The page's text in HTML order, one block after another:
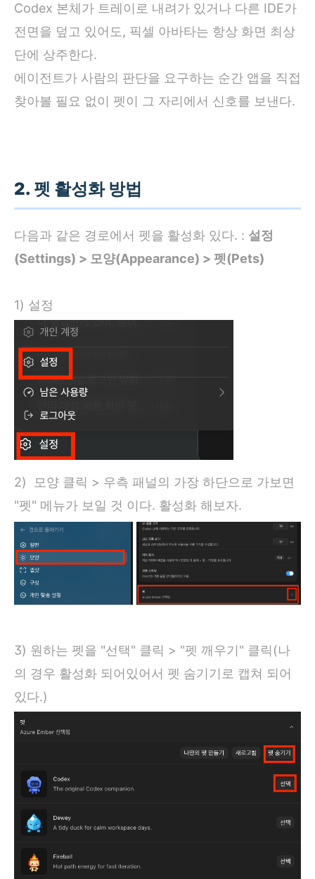
Codex 본체가 트레이로 내려가 있거나 다른 IDE가
전면을 덮고 있어도, 픽셀 아바타는 항상 화면 최상
단에 상주한다.
에이전트가 사람의 판단을 요구하는 순간 앱을 직접
찾아볼 필요 없이 펫이 그 자리에서 신호를 보낸다.
2. 펫 활성화 방법
다음과 같은 경로에서 펫을 활성화 있다. : 설정
(Settings) > 모양(Appearance) > 펫(Pets)
1) 설정
2) 모양 클릭 > 우측 패널의 가장 하단으로 가보면
"펫" 메뉴가 보일 것 이다. 활성화 해보자.
3) 원하는 펫을 "선택" 클릭 > "펫 깨우기" 클릭(나
의 경우 활성화 되어있어서 펫 숨기기로 캡쳐 되어
있다.)